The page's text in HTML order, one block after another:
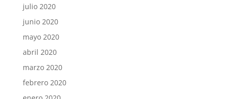
julio 2020
junio 2020
mayo 2020
abril 2020
marzo 2020
febrero 2020